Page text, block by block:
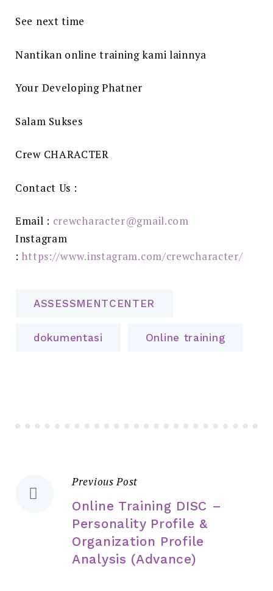
See next time
Nantikan online training kami lainnya
Your Developing Phatner
Salam Sukses
Crew CHARACTER
Contact Us :
Email : crewcharacter@gmail.com
Instagram
: https://www.instagram.com/crewcharacter/
ASSESSMENTCENTER
dokumentasi Online training
Previous Post
Online Training DISC –
Personality Profile &
Organization Profile
Analysis (Advance)